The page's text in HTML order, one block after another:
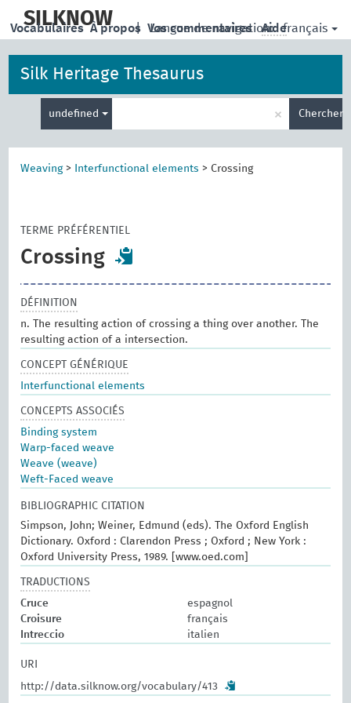
main
SILKNOW | Langue de navigation: français
Vocabulaires À propos Vos commentaires Aide
Silk Heritage Thesaurus
undefined
de
recherche
× Chercher
Weaving> Interfunctional elements > Crossing
TERME PRÉFÉRENTIEL
Crossing
DÉFINITION
n. The resulting action of crossing a thing over another. The
resulting action of a intersection.
CONCEPT GÉNÉRIQUE
Interfunctional elements
CONCEPTS ASSOCIÉS
Binding system
Warp-faced weave
Weave (weave)
Weft-Faced weave
BIBLIOGRAPHIC CITATION
Simpson, John; Weiner, Edmund (eds). The Oxford English
Dictionary. Oxford : Clarendon Press ; Oxford ; New York :
Oxford University Press, 1989. [www.oed.com]
TRADUCTIONS
Cruce
espagnol
Croisure
français
Intreccio
italien
URI
http://data.silknow.org/vocabulary/413